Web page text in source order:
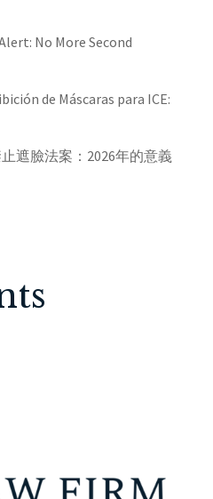
No More Second
de Máscaras para ICE:
遮臉法案：2026年的意義